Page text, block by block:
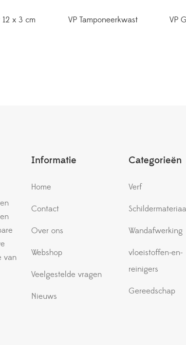
x 3 cm VP Tamponeerkwast
VP
van
Informatie
Home
Contact
Over ons
Webshop
Veelgestelde vragen
Nieuws
Categorieën
Verf
Wandafwerking
vloeistoffen-en-
reinigers
Gereedschap